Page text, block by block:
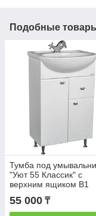
Подобные
Тумба под
"Уют 55 Классик" с
верхним ящиком В1
АЙСБЕРГ
55 000 ₸